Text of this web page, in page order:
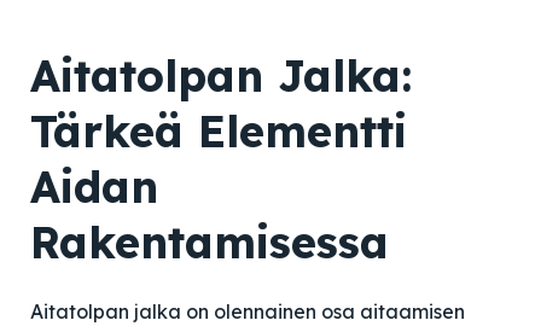
Aitatolpan Jalka:
Tärkeä Elementti
Aidan
Rakentamisessa
Aitatolpan jalka on olennainen osa aitaamisen